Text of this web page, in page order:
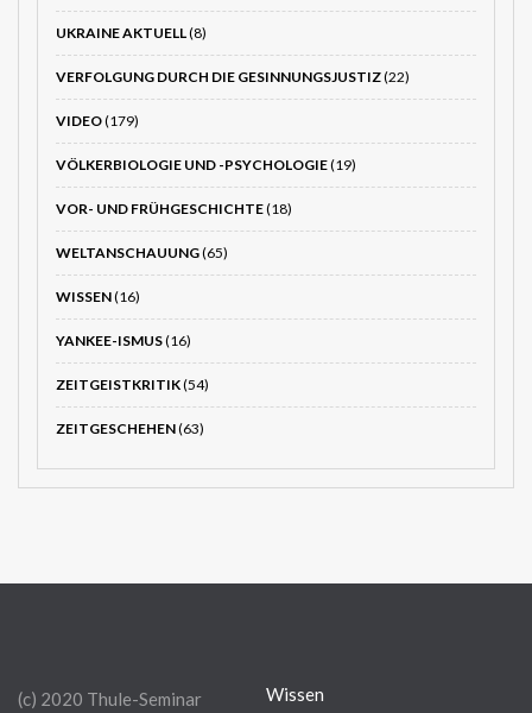
UKRAINE AKTUELL(8)
VERFOLGUNG DURCH DIE GESINNUNGSJUSTIZ(22)
VIDEO(179)
VÖLKERBIOLOGIE UND -PSYCHOLOGIE(19)
VOR- UND FRÜHGESCHICHTE(18)
WELTANSCHAUUNG(65)
WISSEN(16)
YANKEE-ISMUS(16)
ZEITGEISTKRITIK(54)
ZEITGESCHEHEN(63)
(c) 2020 Thule-Seminar
Wissen